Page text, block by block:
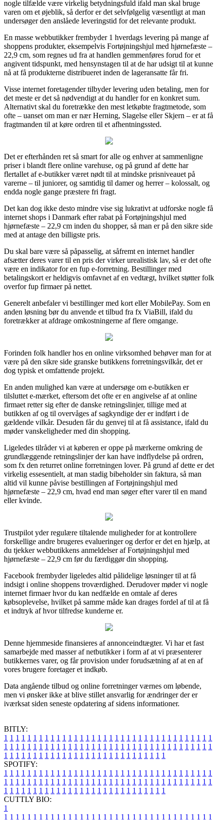
nogle tilfælde være virkelig betydningsfuld ifald man skal bruge
varen om et øjeblik, så derfor er det selvfølgelig væsentligt at man
undersøger den anslåede leveringstid for det relevante produkt.
En masse webbutikker frembyder 1 hverdags levering på mange af
shoppens produkter, eksempelvis Fortøjningshjul med hjørnefæste –
22,9 cm, som regnes ud fra at handlen gemmenføres forud for et
angivent tidspunkt, med hensynstagen til at de har udsigt til at kunne
nå at få produkterne distribueret inden de lageransatte får fri.
Visse internet foretagender tilbyder levering uden betaling, men for
det meste er det så nødvendigt at du handler for en konkret sum.
Alternativt skal du foretrække den mest letkøbte fragtmetode, som
ofte – uanset om man er nær Herning, Slagelse eller Skjern – er at få
fragtmanden til at køre ordren til et afhentningssted.
Det er efterhånden ret så smart for alle og enhver at sammenligne
priser i blandt flere online varehuse, og på grund af dette har
flertallet af e-butikker været nødt til at mindske prisniveauet på
varerne – til juniorer, og samtidig til damer og herrer – kolossalt, og
endda nogle gange præstere fri fragt.
Det kan dog ikke desto mindre vise sig lukrativt at udforske nogle få
internet shops i Danmark efter rabat på Fortøjningshjul med
hjørnefæste – 22,9 cm inden du shopper, så man er på den sikre side
med at antage den billigste pris.
Du skal bare være så påpasselig, at såfremt en internet handler
afsætter deres varer til en pris der virker urealistisk lav, så er det ofte
være en indikator for en fup e-forretning. Bestillinger med
betalingskort er heldigvis omfavnet af en vedtægt, hvilket støtter folk
overfor fup firmaer på nettet.
Generelt anbefaler vi bestillinger med kort eller MobilePay. Som en
anden løsning bør du anvende et tilbud fra fx ViaBill, ifald du
foretrækker at afdrage omkostningerne af flere omgange.
Forinden folk handler hos en online virksomhed behøver man for at
være på den sikre side granske butikkens forretningsvilkår, det er
dog typisk et omfattende projekt.
En anden mulighed kan være at undersøge om e-butikken er
tilsluttet e-mærket, eftersom det ofte er en angivelse af at online
firmaet retter sig efter de danske retningslinjer, tillige med at
butikken af og til overvåges af sagkyndige der er indført i de
gældende vilkår. Desuden får du genvej til at få assistance, ifald du
møder vanskeligheder med din shopping.
Ligeledes tilråder vi at køberen er oppe på mærkerne omkring de
grundlæggende retningslinjer der kan have indflydelse på ordren,
som fx den returret online forretningen lover. På grund af dette er det
virkelig essesentielt, at man stadig bibeholder sin faktura, så man
altid vil kunne påvise bestillingen af Fortøjningshjul med
hjørnefæste – 22,9 cm, hvad end man søger efter varer til en mand
eller kvinde.
Trustpilot yder regulære tiltalende muligheder for at kontrollere
forskellige andre brugeres evalueringer og derfor er det en hjælp, at
du tjekker webbutikkens anmeldelser af Fortøjningshjul med
hjørnefæste – 22,9 cm før du færdiggør din shopping.
Facebook frembyder ligeledes altid pålidelige løsninger til at få
indsigt i online shoppens troværdighed. Derudover møder vi nogle
internet firmaer hvor du kan nedfælde en omtale af deres
købsoplevelse, hvilket på samme måde kan drages fordel af til at få
et indtryk af hvor tilfredse kunderne er.
Denne hjemmeside finansieres af annonceindtægter. Vi har et fast
samarbejde med masser af netbutikker i form af at vi præsenterer
butikkernes varer, og får provision under forudsætning af at en af
vores brugere foretager et indkøb.
Data angående tilbud og online forretninger værnes om løbende,
men vi ønsker ikke at blive stillet ansvarlig for ændringer der er
iværksat siden seneste opdatering af sidens informationer.
BITLY:
1 1 1 1 1 1 1 1 1 1 1 1 1 1 1 1 1 1 1 1 1 1 1 1 1 1 1 1 1 1 1 1 1 1 1 1
1 1 1 1 1 1 1 1 1 1 1 1 1 1 1 1 1 1 1 1 1 1 1 1 1 1 1 1 1 1 1 1 1 1 1 1
1 1 1 1 1 1 1 1 1 1 1 1 1 1 1 1 1 1 1 1 1 1 1 1 1 1 1 1
SPOTIFY:
1 1 1 1 1 1 1 1 1 1 1 1 1 1 1 1 1 1 1 1 1 1 1 1 1 1 1 1 1 1 1 1 1 1 1 1
1 1 1 1 1 1 1 1 1 1 1 1 1 1 1 1 1 1 1 1 1 1 1 1 1 1 1 1 1 1 1 1 1 1 1 1
1 1 1 1 1 1 1 1 1 1 1 1 1 1 1 1 1 1 1 1 1 1 1 1 1 1 1 1
CUTTLY BIO:
1
1 1 1 1 1 1 1 1 1 1 1 1 1 1 1 1 1 1 1 1 1 1 1 1 1 1 1 1 1 1 1 1 1 1 1 1